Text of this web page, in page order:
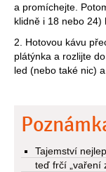
a promíchejte.
klidně i 18 nebo 24)
2. Hotovou kávu
plátýnka a rozlijte
led (nebo také nic)
Tajemství
teď frčí „vaření